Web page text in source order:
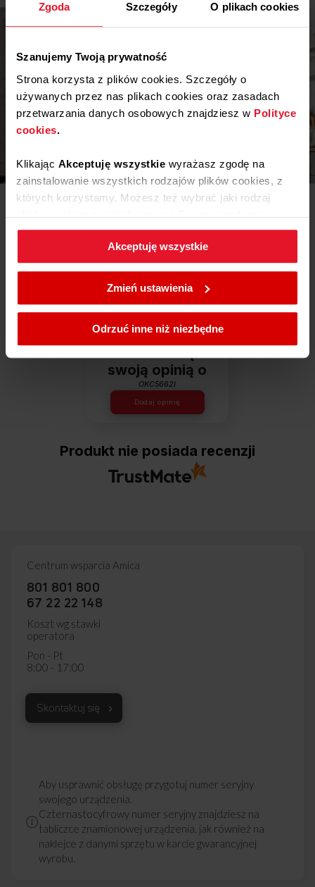
Zgoda Szczegóły O plikach cookies
Szanujemy Twoją prywatność
Strona korzysta z plików cookies. Szczegóły o
używanych przez nas plikach cookies oraz zasadach
przetwarzania danych osobowych znajdziesz w Polityce
cookies.
Klikając Akceptuję wszystkie wyrażasz zgodę na
zainstalowanie wszystkich rodzajów plików cookies, z
których korzystamy. Możesz też wybrać jaki rodzaj
plików cookies zainstalujemy na Twoim urządzeniu,
klikającZmień ustawienia.
W każdej chwili możesz zmienić wybrane przez Ciebie
ustawienia plików cookies wchodząc w zakładkę
Akceptuję wszystkie
Zmień ustawienia
Odrzuć inne niż niezbędne
Ostrzeżenia i informacje dotyczące
bezpieczeństwa
Pobierz
Instrukcja obsługi
Inspiracje
Potrzebujesz porady? Chcesz trochę więcej poczytać o
Dowiedz się więcej
swoją opinią o
OKC5662I
Dodaj opinię
Produkt nie posiada recenzji
Centrum wsparcia Amica
801 801 800
67 22 22 148
Koszt wg stawki
operatora
Pon - Pt
8:00 - 17:00
Skontaktuj się
Aby usprawnić obsługę przygotuj numer seryjny
swojego urządzenia.
Czternastocyfrowy numer seryjny znajdziesz na
tabliczce znamionowej urządzenia, jak również na
naklejce z danymi sprzętu w karcie gwarancyjnej
wyrobu.